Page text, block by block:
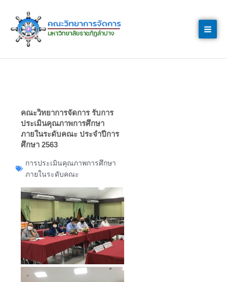
content
คณะวิทยาการจัดการ รับการ
ประเมินคุณภาพการศึกษา
ภายในระดับคณะ ประจำปีการ
ศึกษา 2563
การประเมินคุณภาพการศึกษา
ภายในระดับคณะ